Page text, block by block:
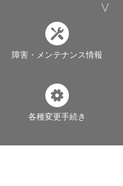
障害・メンテナンス情報
各種変更手続き